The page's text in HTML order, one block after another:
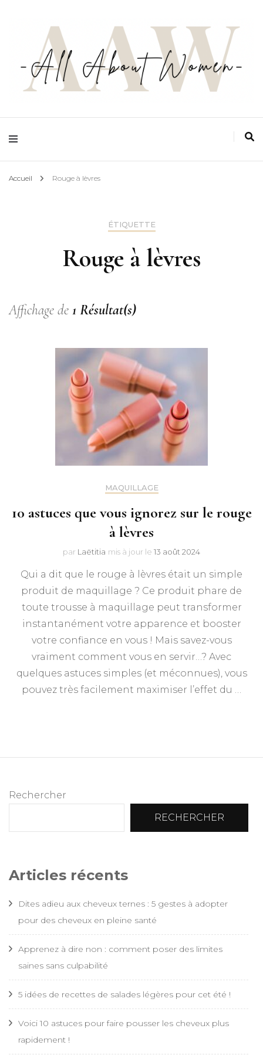
All about women
Accueil Rouge à lèvres
ÉTIQUETTE
Rouge à lèvres
Affichage de 1 Résultat(s)
MAQUILLAGE
10 astuces que vous ignorez sur le rouge
à lèvres
par Laëtitia mis à jour le 13 août 2024
Qui a dit que le rouge à lèvres était un simple
produit de maquillage ? Ce produit phare de
toute trousse à maquillage peut transformer
instantanément votre apparence et booster
votre confiance en vous ! Mais savez-vous
vraiment comment vous en servir…? Avec
quelques astuces simples (et méconnues), vous
pouvez très facilement maximiser l’effet du …
Rechercher
RECHERCHER
Articles récents
Dites adieu aux cheveux ternes : 5 gestes à adopter
pour des cheveux en pleine santé
Apprenez à dire non : comment poser des limites
saines sans culpabilité
5 idées de recettes de salades légères pour cet été !
Voici 10 astuces pour faire pousser les cheveux plus
rapidement !